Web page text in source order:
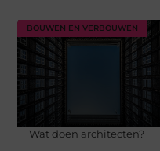
BOUWEN EN VERBOUWEN
Wat doen architecten?